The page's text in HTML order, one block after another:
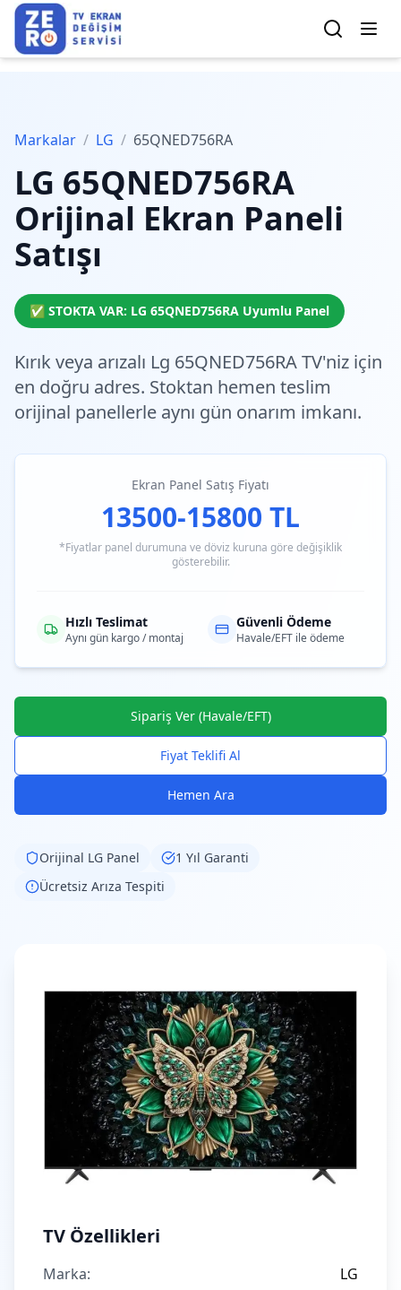
Markalar / LG / 65QNED756RA
LG 65QNED756RA
Orijinal Ekran Paneli
Satışı
✅ STOKTA VAR: LG 65QNED756RA Uyumlu Panel
Kırık veya arızalı Lg 65QNED756RA TV'niz için
en doğru adres. Stoktan hemen teslim
orijinal panellerle aynı gün onarım imkanı.
Ekran Panel Satış Fiyatı
13500-15800 TL
*Fiyatlar panel durumuna ve döviz kuruna göre değişiklik
gösterebilir.
Hızlı Teslimat
Aynı gün kargo / montaj
Güvenli Ödeme
Havale/EFT ile ödeme
Sipariş Ver (Havale/EFT)
Fiyat Teklifi Al
Hemen Ara
Orijinal LG Panel
1 Yıl Garanti
Ücretsiz Arıza Tespiti
TV Özellikleri
Marka:
LG